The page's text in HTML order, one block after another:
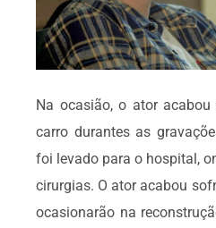
Na ocasião, o ator
carro durantes as
foi levado para o hospital,
cirurgias. O ator acabou
ocasionarão na